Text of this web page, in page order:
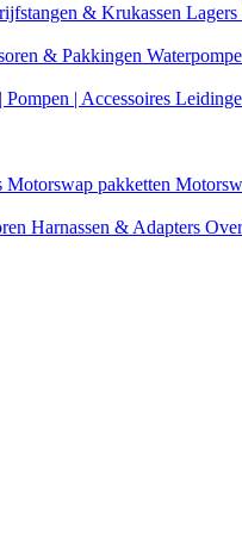
& Krukassen Lagers
& Pakkingen
| Accessoires
Motorswap pakketten
Harnassen & Adapters